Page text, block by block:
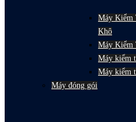
Máy Kiểm
Khô
Máy Kiểm
Máy kiểm
Máy kiểm
Máy đóng gói